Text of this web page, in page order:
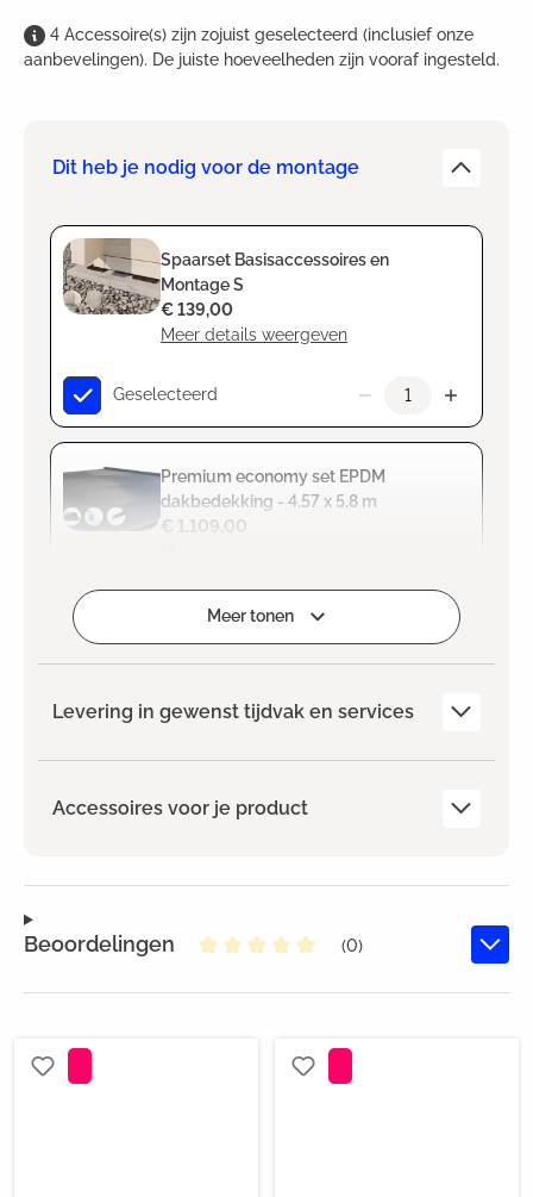
4 Accessoire(s) zijn zojuist geselecteerd (inclusief onze
aanbevelingen). De juiste hoeveelheden zijn vooraf ingesteld.
Dit heb je nodig voor de montage
Spaarset Basisaccessoires en
Montage S
Meer details weergeven
€ 139,00
Geselecteerd
Premium economy set EPDM
dakbedekking - 4,57 x 5,8 m
€ 1.109,00
GeselecteerdMeer tonen
Levering in gewenst tijdvak en services
Accessoires voor je product
Beoordelingen
(0)